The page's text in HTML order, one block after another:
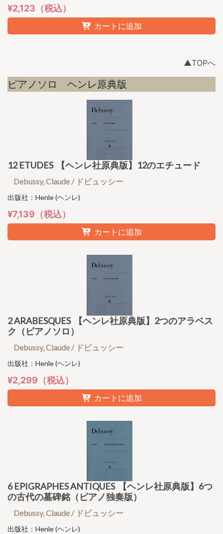
¥2,123（税込）
カートに追加
▲TOPへ
ピアノソロ ヘンレ原典版
12 ETUDES 【ヘンレ社原典版】12のエチュード
Debussy, Claude / ドビュッシー
出版社：Henle (ヘンレ)
¥7,139（税込）
カートに追加
2 ARABESQUES 【ヘンレ社原典版】2つのアラベス
ク（ピアノソロ）
Debussy, Claude / ドビュッシー
出版社：Henle (ヘンレ)
¥2,299（税込）
カートに追加
6 EPIGRAPHES ANTIQUES 【ヘンレ社原典版】6つ
の古代の墓碑銘（ピアノ独奏版）
Debussy, Claude / ドビュッシー
出版社：Henle (ヘンレ)